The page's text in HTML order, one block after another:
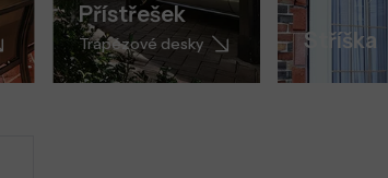
Přístřešek
Trapézové desky Stříška